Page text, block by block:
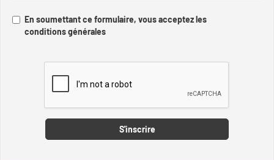
En soumettant ce formulaire, vous acceptez les
conditions générales
S'inscrire